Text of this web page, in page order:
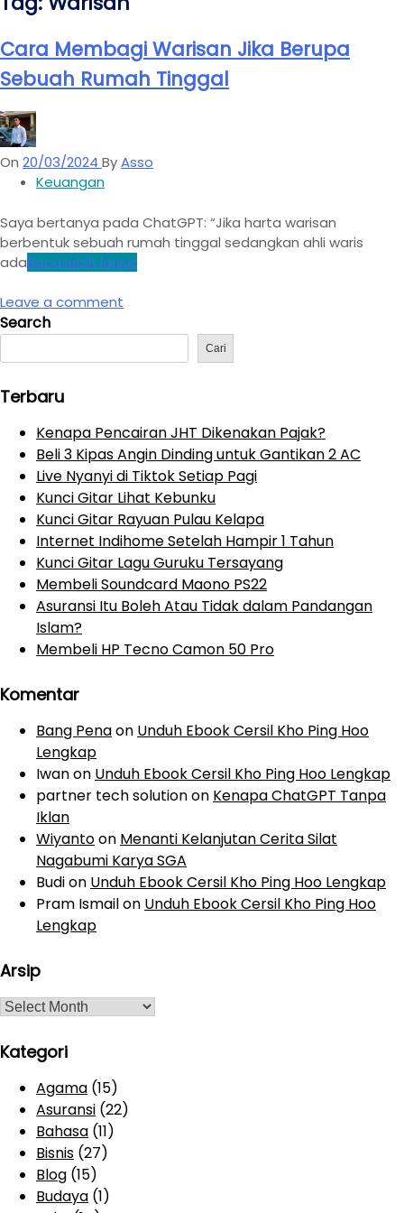
Cara Membagi Warisan Jika Berupa
Sebuah Rumah Tinggal
On 20/03/2024 ByAsso
Keuangan
Saya bertanya pada ChatGPT: “Jika harta warisan
berbentuk sebuah rumah tinggal sedangkan ahli waris
adaBaca lebih lanjut
Leave a comment
Search
Cari
Terbaru
Kenapa Pencairan JHT Dikenakan Pajak?
Beli 3 Kipas Angin Dinding untuk Gantikan 2 AC
Live Nyanyi di Tiktok Setiap Pagi
Kunci Gitar Lihat Kebunku
Kunci Gitar Rayuan Pulau Kelapa
Internet Indihome Setelah Hampir 1 Tahun
Kunci Gitar Lagu Guruku Tersayang
Membeli Soundcard Maono PS22
Asuransi Itu Boleh Atau Tidak dalam Pandangan
Islam?
Membeli HP Tecno Camon 50 Pro
Komentar
Bang Penaon Unduh Ebook Cersil Kho Ping Hoo
Lengkap
Iwanon Unduh Ebook Cersil Kho Ping Hoo Lengkap
partner tech solutionon Kenapa ChatGPT Tanpa
Iklan
Wiyantoon Menanti Kelanjutan Cerita Silat
Nagabumi Karya SGA
Budion Unduh Ebook Cersil Kho Ping Hoo Lengkap
Pram Ismailon Unduh Ebook Cersil Kho Ping Hoo
Lengkap
Arsip
A
sKategori
Agama (15)
Asuransi (22)
Bahasa (11)
Bisnis (27)
Blog (15)
Budaya (1)